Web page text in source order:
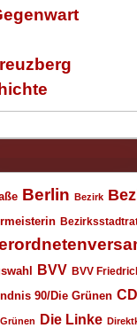
Berlin Bezirk
BVV BVV
90/Die Grünen
Die Linke